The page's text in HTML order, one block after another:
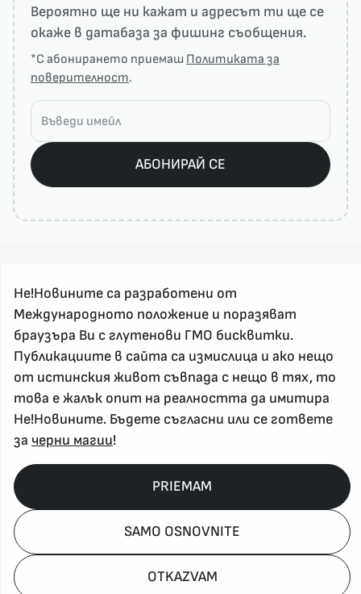
Вероятно ще ни кажат и адресът ти ще се
окаже в датабаза за фишинг съобщения.
*С абонирането приемаш Политиката за
поверителност.
АБОНИРАЙ СЕ
За реклама и връзка с нас, пишете на
nenovinite@gmail.com
Контакт
За нас
Напиши Не!Новина
Policy, Rights, etc 2026
Не!Новините са разработени от
Международното положение и поразяват
браузъра Ви с глутенови ГМО бисквитки.
Публикациите в сайта са измислица и ако нещо
от истинския живот съвпада с нещо в тях, то
това е жалък опит на реалността да имитира
Не!Новините. Бъдете съгласни или се гответе
за черни магии!
OTKAZVAM
SAMO OSNOVNITE
PRIEMAM